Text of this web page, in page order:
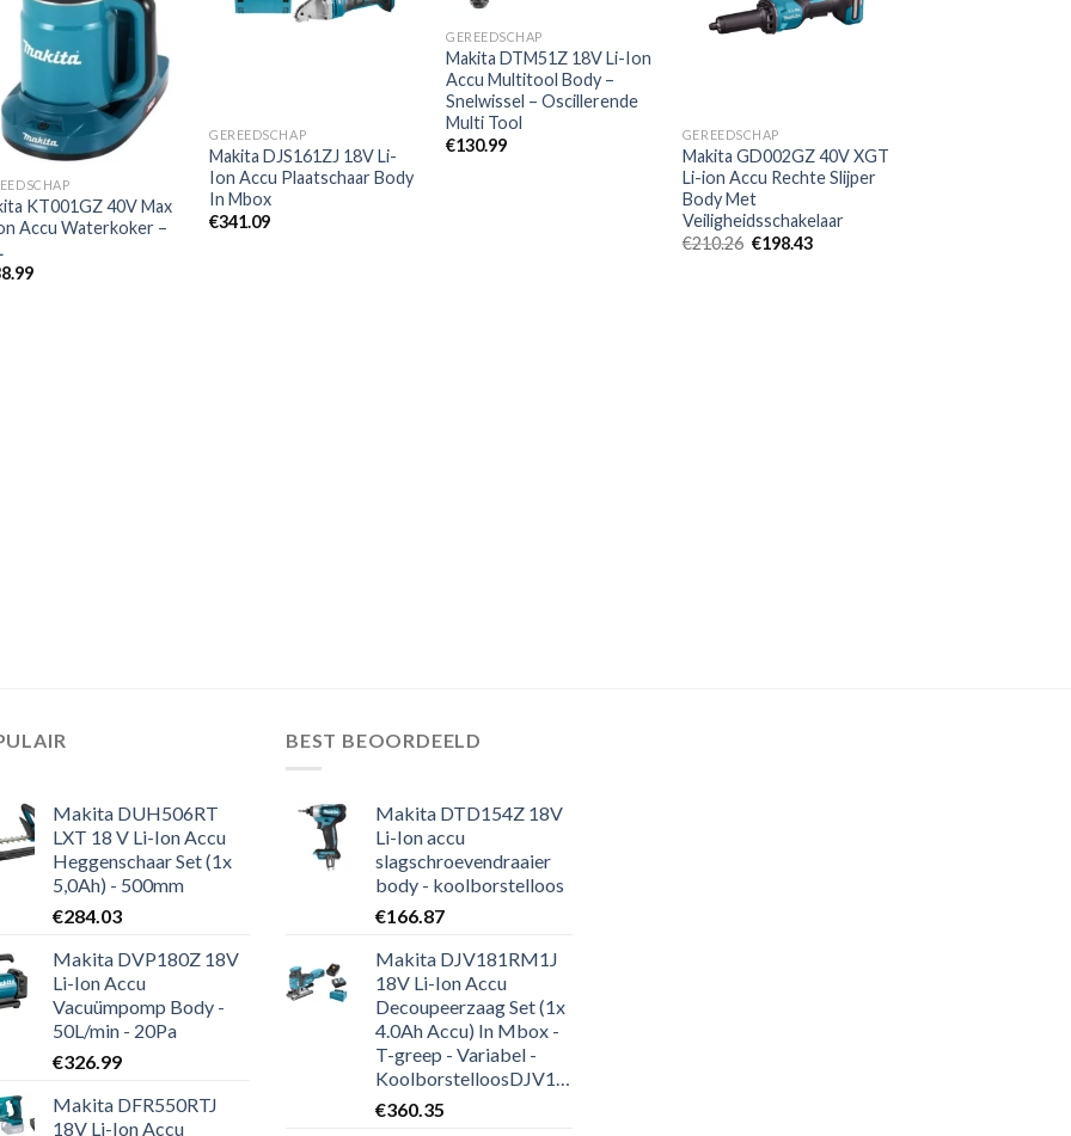
Toevoegen
KT001GZ 40V Max
Accu Waterkoker –
Toevoegen
GEREEDSCHAP
Makita DJS161ZJ 18V Li-
Ion Accu Plaatschaar Body
In Mbox
€341.09
GEREEDSCHAP
Makita DTM51Z 18V Li-Ion
Accu Multitool Body –
Snelwissel – Oscillerende
Multi Tool
€130.99
Toevoegen
aan
GEREEDSCHAP
Makita GD002GZ 40V XGT
Li-ion Accu Rechte Slijper
Body Met
Veiligheidsschakelaar
€210.26 Oorspronkelijke
€198.43Huidige
Makita DUH506RT
LXT 18 V Li-Ion Accu
Heggenschaar Set (1x
5,0Ah) - 500mm
€284.03
Makita DVP180Z 18V
Li-Ion Accu
Vacuümpomp Body -
50L/min - 20Pa
€326.99
Makita DFR550RTJ
18V Li-Ion Accu
BEST BEOORDEELD
Makita DTD154Z 18V
Li-Ion accu
slagschroevendraaier
body - koolborstelloos
€166.87
Makita DJV181RM1J
18V Li-Ion Accu
Decoupeerzaag Set (1x
4.0Ah Accu) In Mbox -
T-greep - Variabel -
KoolborstelloosDJV181RM1J
€360.35